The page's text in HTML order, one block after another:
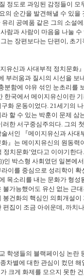
정도로 과잉된 감정들이 모
의 순간을 발견해낼 수 있을
리 공예품 같은 그의 소설에
람과 사람이 마음을 나눌 수
그는 장편보다는 단편이, 초기
유신과 사대부적 정치문화』
부러움과 질시의 시선을 보
분함에 야유 섞인 눈초리를
한국에서 메이지유신이란 기
구화 운동이었다. 21세기의 나
할 수 있는 박훈이 문제 삼
러한 서구중심주의다. 그의 첫
서인
『메이지유신과 사대
화』 는 메이지유신의 원동력
정치문화’였다고 이야기한다.
)인 박스형 사회였던 일본에서
이를 중심으로 성리학이 확
목소리를 내는 문화가 형성
불가능했어도 유신 없는 근대
봉건화의 핵심인 의회개설이
편집이 조금 아쉬운데, 까치나
학생들의 블랙페이싱 논란
차별에 대한 관심이 컸던 해
가 크게 화제를 모으지 못한 건